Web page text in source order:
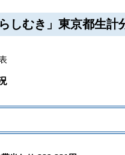
らしむき」東京都生